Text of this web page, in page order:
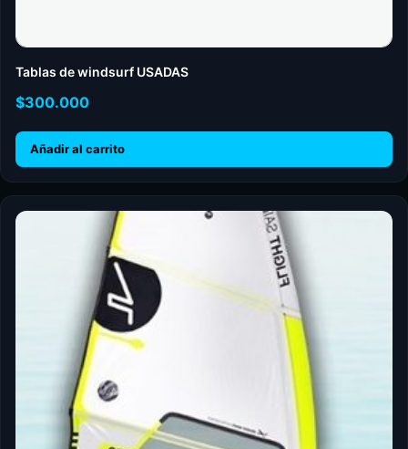
Tablas de windsurf USADAS
$300.000
Añadir al carrito